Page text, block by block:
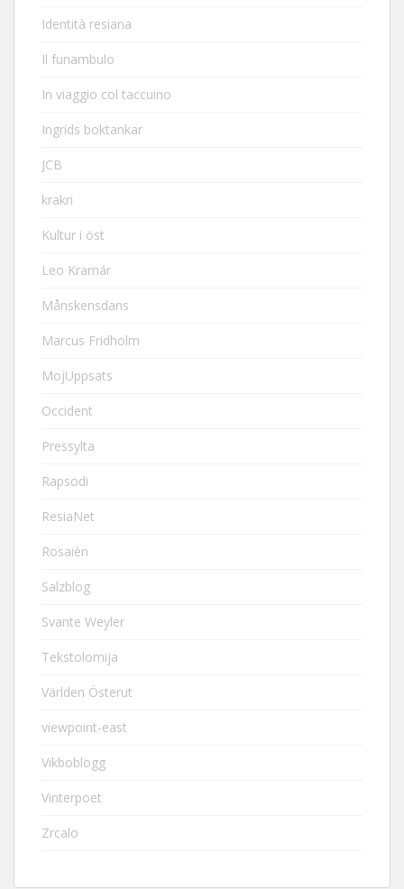
Identità resiana
Il funambulo
In viaggio col taccuino
Ingrids boktankar
JCB
krakri
Kultur i öst
Leo Kramár
Månskensdans
Marcus Fridholm
MojUppsats
Occident
Pressylta
Rapsodi
ResiaNet
Rosaièn
Salzblog
Svante Weyler
Tekstolomija
Världen Österut
viewpoint-east
Vikboblogg
Vinterpoet
Zrcalo